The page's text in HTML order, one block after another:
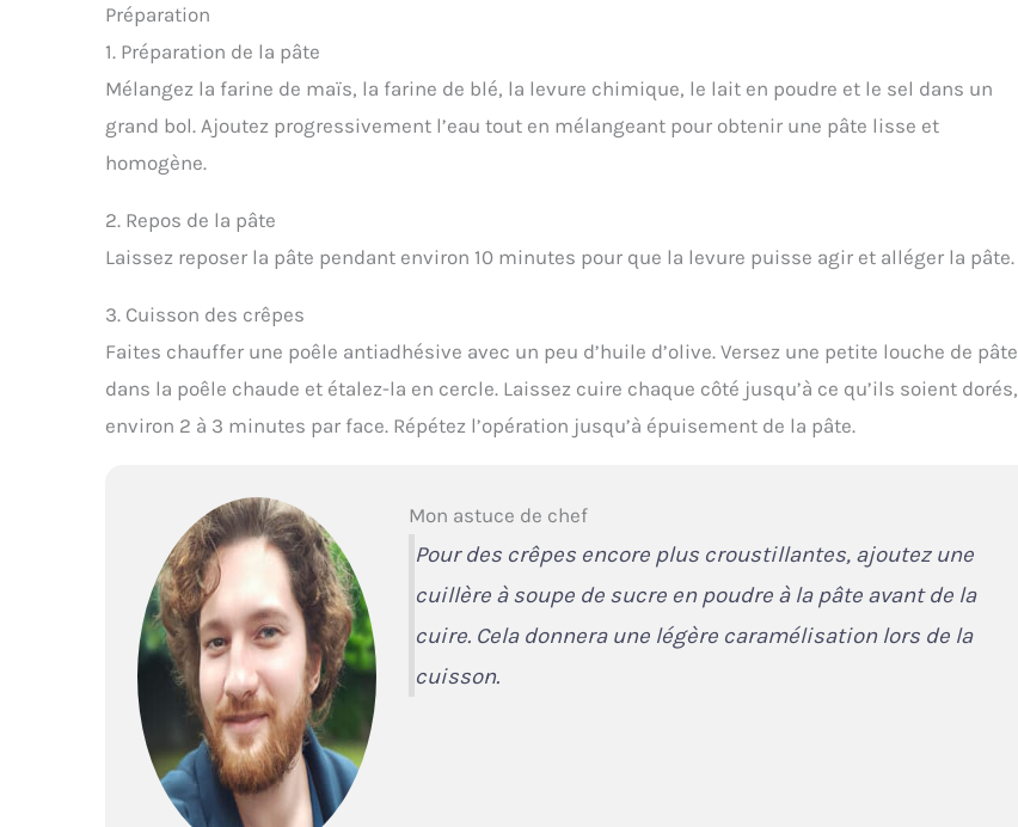
Préparation
1. Préparation de la pâte
Mélangez la farine de maïs, la farine de blé, la levure chimique, le lait en poudre et le sel dans un
grand bol. Ajoutez progressivement l’eau tout en mélangeant pour obtenir une pâte lisse et
homogène.
2. Repos de la pâte
Laissez reposer la pâte pendant environ 10 minutes pour que la levure puisse agir et alléger la pâte.
3. Cuisson des crêpes
Faites chauffer une poêle antiadhésive avec un peu d’huile d’olive. Versez une petite louche de pâte
dans la poêle chaude et étalez-la en cercle. Laissez cuire chaque côté jusqu’à ce qu’ils soient dorés,
environ 2 à 3 minutes par face. Répétez l’opération jusqu’à épuisement de la pâte.
Mon astuce de chef
Pour des crêpes encore plus croustillantes, ajoutez une
cuillère à soupe de sucre en poudre à la pâte avant de la
cuire. Cela donnera une légère caramélisation lors de la
cuisson.